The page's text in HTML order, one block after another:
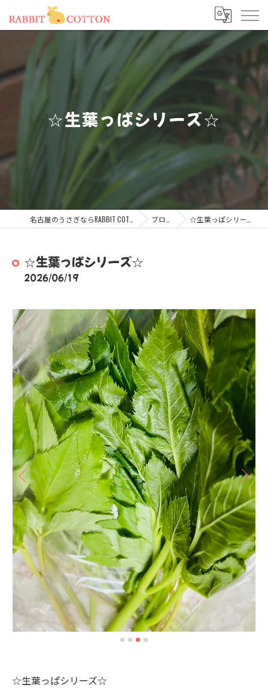
☆生葉っぱシリーズ☆
ブログ ☆生葉っぱシリーズ☆
☆生葉っぱシリーズ☆
2026/06/19
☆生葉っぱシリーズ☆